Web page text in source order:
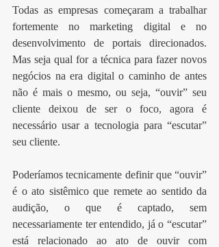
Todas as empresas começaram a trabalhar
fortemente no marketing digital e no
desenvolvimento de portais direcionados.
Mas seja qual for a técnica para fazer novos
negócios na era digital o caminho de antes
não é mais o mesmo, ou seja, “ouvir” seu
cliente deixou de ser o foco, agora é
necessário usar a tecnologia para “escutar”
seu cliente.
Poderíamos tecnicamente definir que “ouvir”
é o ato sistêmico que remete ao sentido da
audição, o que é captado, sem
necessariamente ter entendido, já o “escutar”
está relacionado ao ato de ouvir com